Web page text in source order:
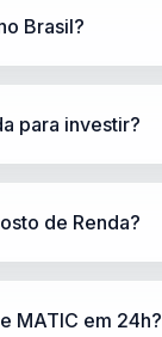
Brasil?
para investir?
de Renda?
MATIC em 24h?